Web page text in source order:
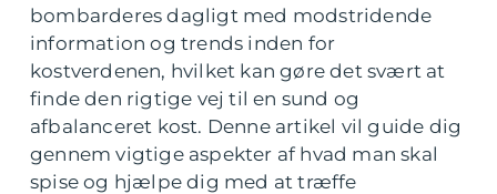
bombarderes dagligt med modstridende
information og trends inden for
kostverdenen, hvilket kan gøre det svært at
finde den rigtige vej til en sund og
afbalanceret kost. Denne artikel vil guide dig
gennem vigtige aspekter af hvad man skal
spise og hjælpe dig med at træffe